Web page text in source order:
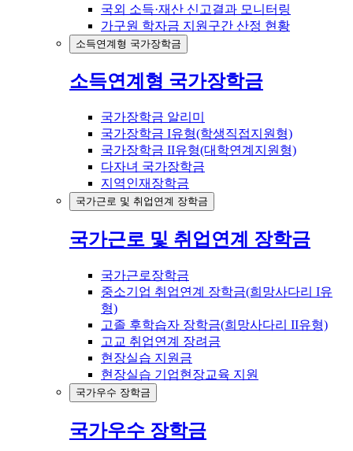
국외 소득·재산 신고결과 모니터링
가구원 학자금 지원구간 산정 현황
소득연계형 국가장학금
소득연계형 국가장학금
국가장학금 알리미
국가장학금 I유형(학생직접지원형)
국가장학금 II유형(대학연계지원형)
다자녀 국가장학금
지역인재장학금
국가근로 및 취업연계 장학금
국가근로 및 취업연계 장학금
국가근로장학금
중소기업 취업연계 장학금(희망사다리 I유
형)
고졸 후학습자 장학금(희망사다리 II유형)
고교 취업연계 장려금
현장실습 지원금
현장실습 기업현장교육 지원
국가우수 장학금
국가우수 장학금